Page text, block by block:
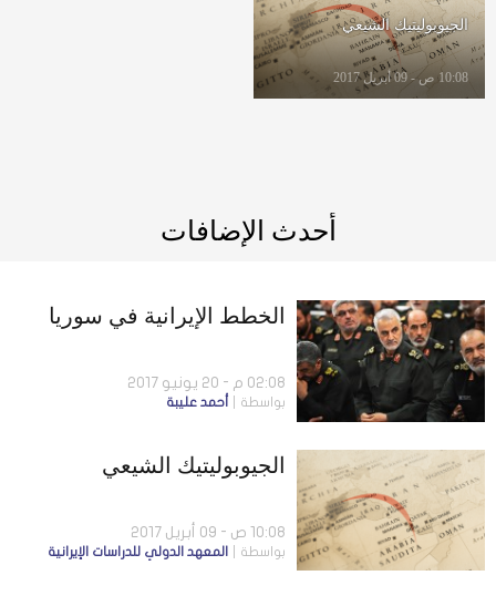
الجيوبوليتيك الشيعي
10:08 ص - 09 أبريل 2017
أحدث الإضافات
الخطط الإيرانية في سوريا
02:08 م - 20 يونيو 2017
بواسطة أحمد عليبة
الجيوبوليتيك الشيعي
10:08 ص - 09 أبريل 2017
بواسطة المعهد الدولي للدراسات الإيرانية